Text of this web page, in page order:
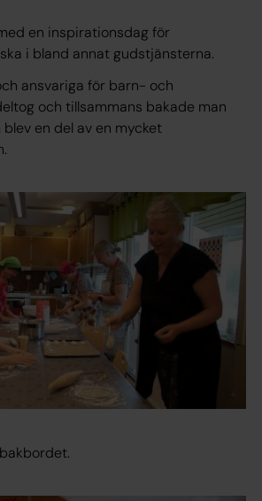
en inspirationsdag för
i bland annat gudstjänsterna.
ansvariga för barn- och
och tillsammans bakade man
en del av en mycket